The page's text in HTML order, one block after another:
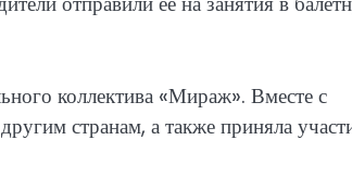
коллектива «Мираж». Вместе с
странам, а также приняла